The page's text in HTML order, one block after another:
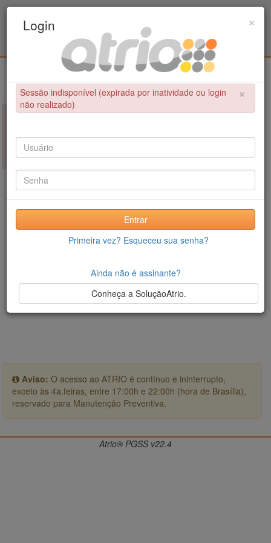
Civil / UPE
×
NÃO FOI POSSÍVEL CONCLUIR A OPERAÇÃO
Sessão indisponível (expirada por inatividade ou login não
realizado)
Aviso: O acesso ao ATRIO é contínuo e ininterrupto,
exceto às 4a.feiras, entre 17:00h e 22:00h (hora de Brasília),
reservado para Manutenção Preventiva.
×
Login
×
Sessão indisponível (expirada por inatividade ou login
não realizado)
Entrar
Primeira vez? Esqueceu sua senha?
Ainda não é assinante?
Conheça a SoluçãoAtrio.
Atrio® PGSS v22.4